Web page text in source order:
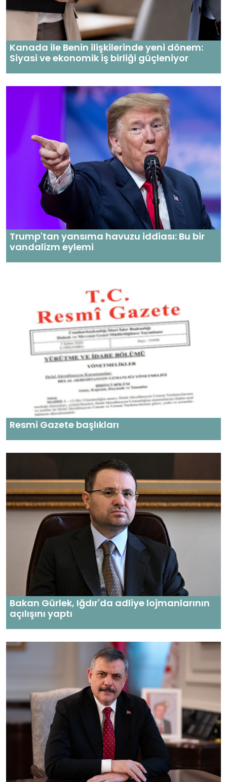
Kanada ile Benin ilişkilerinde yeni dönem:
Siyasi ve ekonomik iş birliği güçleniyor
Trump'tan yansıma havuzu iddiası: Bu bir
vandalizm eylemi
Resmi Gazete başlıkları
Bakan Gürlek, Iğdır'da adliye lojmanlarının
açılışını yaptı